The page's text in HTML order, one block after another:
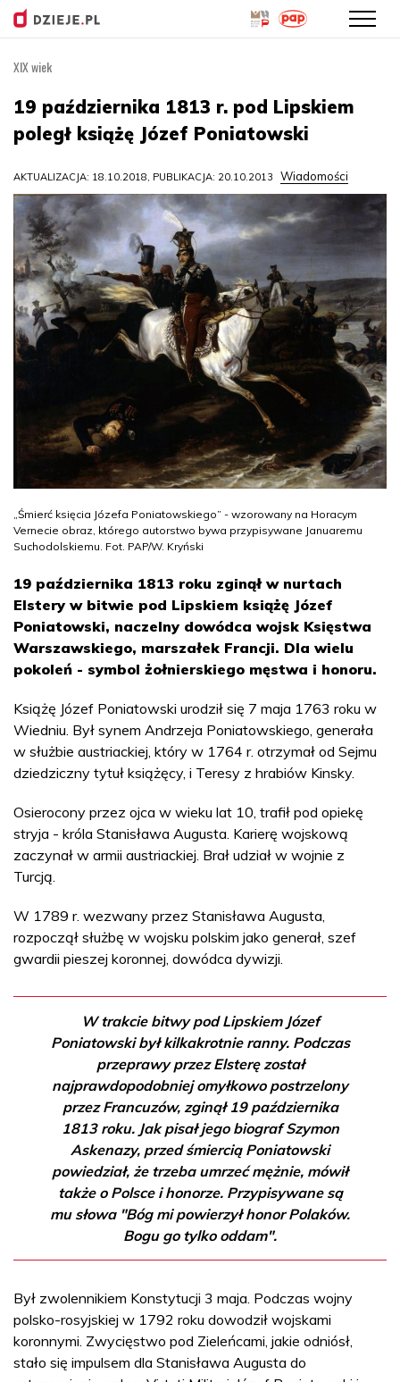
treści
XIX wiek
19 października 1813 r. pod Lipskiem
poległ książę Józef Poniatowski
AKTUALIZACJA: 18.10.2018, PUBLIKACJA: 20.10.2013 Wiadomości
„Śmierć księcia Józefa Poniatowskiego” - wzorowany na Horacym
Vernecie obraz, którego autorstwo bywa przypisywane Januaremu
Suchodolskiemu. Fot. PAP/W. Kryński
19 października 1813 roku zginął w nurtach
Elstery w bitwie pod Lipskiem książę Józef
Poniatowski, naczelny dowódca wojsk Księstwa
Warszawskiego, marszałek Francji. Dla wielu
pokoleń - symbol żołnierskiego męstwa i honoru.
Książę Józef Poniatowski urodził się 7 maja 1763 roku w
Wiedniu. Był synem Andrzeja Poniatowskiego, generała
w służbie austriackiej, który w 1764 r. otrzymał od Sejmu
dziedziczny tytuł książęcy, i Teresy z hrabiów Kinsky.
Osierocony przez ojca w wieku lat 10, trafił pod opiekę
stryja - króla Stanisława Augusta. Karierę wojskową
zaczynał w armii austriackiej. Brał udział w wojnie z
Turcją.
W 1789 r. wezwany przez Stanisława Augusta,
rozpoczął służbę w wojsku polskim jako generał, szef
gwardii pieszej koronnej, dowódca dywizji.
W trakcie bitwy pod Lipskiem Józef
Poniatowski był kilkakrotnie ranny. Podczas
przeprawy przez Elsterę został
najprawdopodobniej omyłkowo postrzelony
przez Francuzów, zginął 19 października
1813 roku. Jak pisał jego biograf Szymon
Askenazy, przed śmiercią Poniatowski
powiedział, że trzeba umrzeć mężnie, mówił
także o Polsce i honorze. Przypisywane są
mu słowa "Bóg mi powierzył honor Polaków.
Bogu go tylko oddam".
Był zwolennikiem Konstytucji 3 maja. Podczas wojny
polsko-rosyjskiej w 1792 roku dowodził wojskami
koronnymi. Zwycięstwo pod Zieleńcami, jakie odniósł,
stało się impulsem dla Stanisława Augusta do